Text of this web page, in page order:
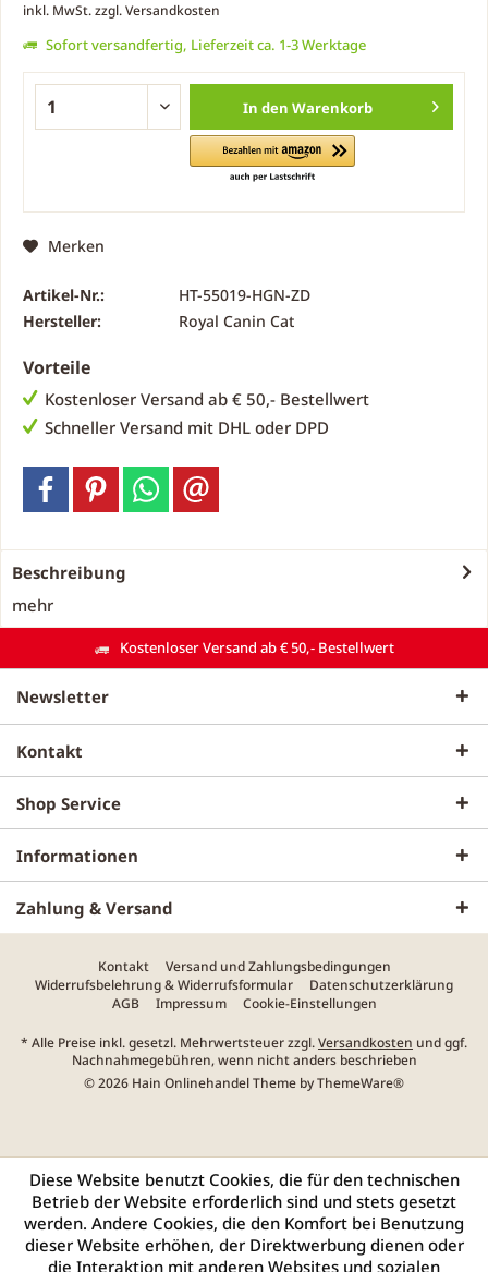
inkl. MwSt.zzgl. Versandkosten
Sofort versandfertig, Lieferzeit ca. 1-3 Werktage
In den Warenkorb
Merken
Artikel-Nr.:
HT-55019-HGN-ZD
Hersteller:
Royal Canin Cat
Vorteile
Kostenloser Versand ab € 50,- Bestellwert
Schneller Versand mit DHL oder DPD
Beschreibung
mehr
Kostenloser Versand ab € 50,- Bestellwert
Newsletter
Kontakt
Shop Service
Informationen
Zahlung & Versand
Kontakt
Versand und Zahlungsbedingungen
Widerrufsbelehrung & Widerrufsformular
Datenschutzerklärung
AGB
Impressum Cookie-Einstellungen
* Alle Preise inkl. gesetzl. Mehrwertsteuer zzgl.Versandkosten und ggf.
Nachnahmegebühren, wenn nicht anders beschrieben
© 2026 Hain Onlinehandel Theme byThemeWare®
Diese Website benutzt Cookies, die für den technischen
Betrieb der Website erforderlich sind und stets gesetzt
werden. Andere Cookies, die den Komfort bei Benutzung
dieser Website erhöhen, der Direktwerbung dienen oder
die Interaktion mit anderen Websites und sozialen